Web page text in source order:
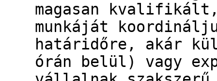
magasan
munkáját
határidőre, akár
órán belül) vagy